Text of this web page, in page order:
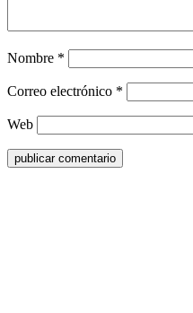
Nombre *
Correo electrónico *
Web